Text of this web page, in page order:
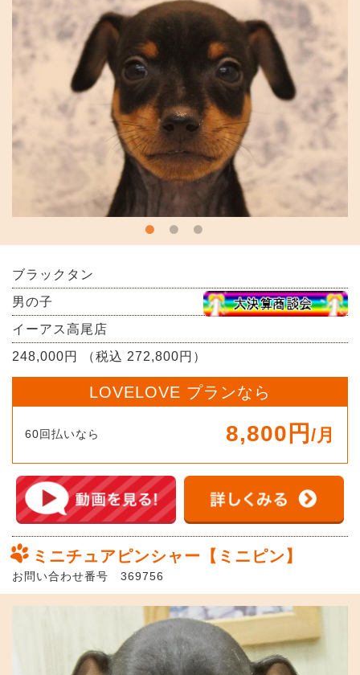
ブラックタン
男の子
イーアス高尾店
248,000円 （税込 272,800円）
LOVELOVE プランなら
60回払いなら 8,800円 /月
ミニチュアピンシャー【ミニピン】
お問い合わせ番号 369756